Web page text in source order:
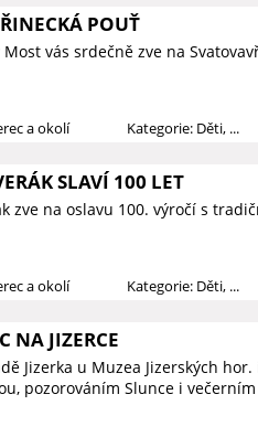
POUŤ
vás srdečně zve na
a okolí Kategorie: Děti, ...
SLAVÍ 100 LET
zve na oslavu 100. výročí s
a okolí Kategorie: Děti, ...
NA JIZERCE
Jizerka u Muzea Jizerských
pozorováním Slunce i